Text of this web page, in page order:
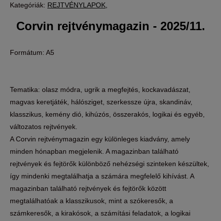
Kategóriák: REJTVÉNYLAPOK
Corvin rejtvénymagazin - 2025/11.
Formátum: A5
Tematika: olasz módra, ugrik a megfejtés, kockavadászat,
magvas keretjáték, hálósziget, szerkessze újra, skandináv,
klasszikus, kemény dió, kihúzós, összerakós, logikai és egyéb,
változatos rejtvények.
A Corvin rejtvénymagazin egy különleges kiadvány, amely
minden hónapban megjelenik. A magazinban található
rejtvények és fejtörők különböző nehézségi szinteken készültek,
így mindenki megtalálhatja a számára megfelelő kihívást. A
magazinban található rejtvények és fejtörők között
megtalálhatóak a klasszikusok, mint a szókeresők, a
számkeresők, a kirakósok, a számítási feladatok, a logikai